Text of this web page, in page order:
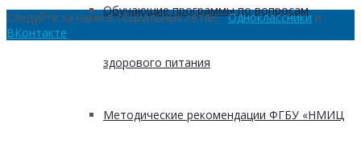
Обучающие программы по вопросам
здорового питания
Методические рекомендации ФГБУ «НМИЦ
Следуйте за нами в социальных сетях:Одноклассники и
ВКонтакте